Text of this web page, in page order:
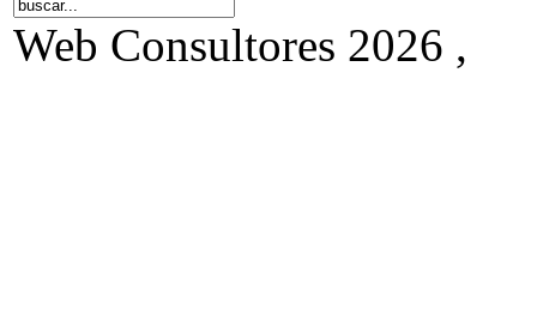
Web Consultores 2026 ,